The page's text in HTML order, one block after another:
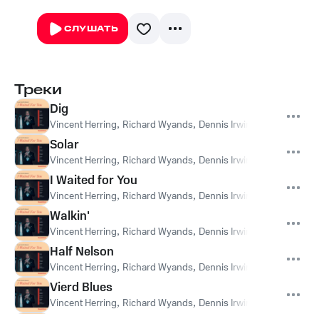
СЛУШАТЬ
Треки
Dig
Vincent Herring, Richard Wyands, Dennis Irwin
Solar
Vincent Herring, Richard Wyands, Dennis Irwin
I Waited for You
Vincent Herring, Richard Wyands, Dennis Irwin
Walkin'
Vincent Herring, Richard Wyands, Dennis Irwin
Half Nelson
Vincent Herring, Richard Wyands, Dennis Irwin
Vierd Blues
Vincent Herring, Richard Wyands, Dennis Irwin